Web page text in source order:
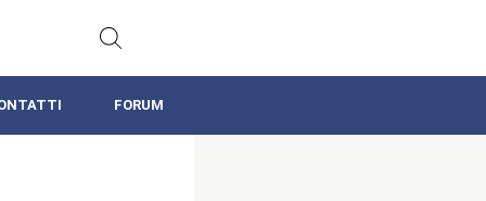
FORUM